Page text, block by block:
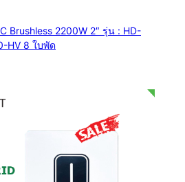
Brushless 2200W 2″ รุ่น : HD-
HV 8 ใบพัด